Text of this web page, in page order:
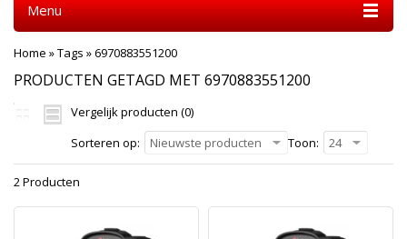
Menu
Home »Tags »6970883551200
PRODUCTEN GETAGD MET 6970883551200
Vergelijk producten (0)
Sorteren op:
Nieuwste producten Toon: 24
2 Producten